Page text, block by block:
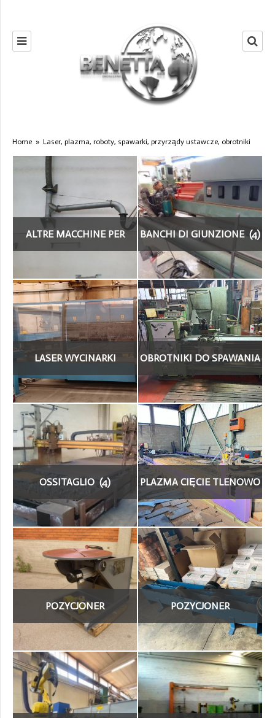
Home » Laser, plazma, roboty, spawarki, przyrządy ustawcze, obrotniki
ALTRE MACCHINE PER
BANCHI DI GIUNZIONE (4)
LASER WYCINARKI
LASEROWE (60)
OBROTNIKI DO SPAWANIA
(8)
OSSITAGLIO (4)
PLAZMA CIĘCIE TLENOWO
GAZOWE (54)
POZYCJONER
SPAWALNICZY OBROTNIK
(43)
POZYCJONER
SPAWALNICZY OBROTNIK
ROLKOWY (17)